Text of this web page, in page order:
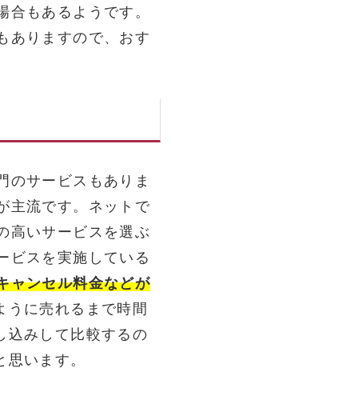
もあるようです。
ありますので、おす
のサービスもありま
主流です。ネットで
高いサービスを選ぶ
ビスを実施している
ャンセル料金などが
うに売れるまで時間
込みして比較するの
います。